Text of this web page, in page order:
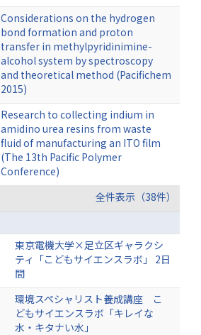
Considerations on the hydrogen
bond formation and proton
transfer in methylpyridinimine-
alcohol system by spectroscopy
and theoretical method (Pacifichem
2015)
Research to collecting indium in
amidino urea resins from waste
fluid of manufacturing an ITO film
(The 13th Pacific Polymer
Conference)
全件表示（38件）
東京電機大学×足立区ギャラクシ
ティ「こどもサイエンスラボ」 2日
間
環境スペシャリスト養成講座 こ
どもサイエンスラボ「キレイな
水・キタナい水」